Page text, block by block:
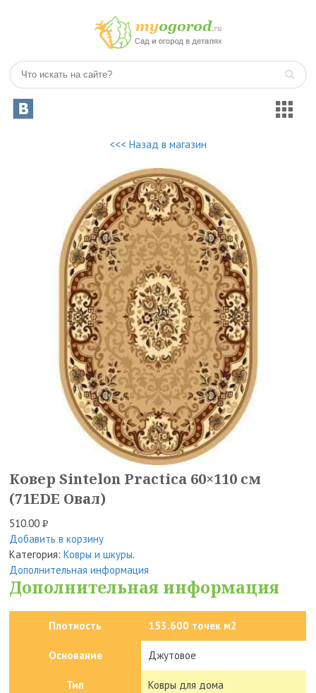
<<< Назад в магазин
Ковер Sintelon Practica 60×110 см
(71EDE Овал)
510.00Р
УБ.
Добавить в корзину
Категория:Ковры и шкуры.
Дополнительная информация
Дополнительная информация
Плотность 153.600 точек м2
Основание Джутовое
Тип Ковры для дома